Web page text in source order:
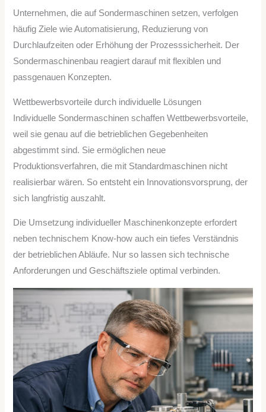
Unternehmen, die auf Sondermaschinen setzen, verfolgen
häufig Ziele wie Automatisierung, Reduzierung von
Durchlaufzeiten oder Erhöhung der Prozesssicherheit. Der
Sondermaschinenbau reagiert darauf mit flexiblen und
passgenauen Konzepten.
Wettbewerbsvorteile durch individuelle Lösungen
Individuelle Sondermaschinen schaffen Wettbewerbsvorteile,
weil sie genau auf die betrieblichen Gegebenheiten
abgestimmt sind. Sie ermöglichen neue
Produktionsverfahren, die mit Standardmaschinen nicht
realisierbar wären. So entsteht ein Innovationsvorsprung, der
sich langfristig auszahlt.
Die Umsetzung individueller Maschinenkonzepte erfordert
neben technischem Know-how auch ein tiefes Verständnis
der betrieblichen Abläufe. Nur so lassen sich technische
Anforderungen und Geschäftsziele optimal verbinden.